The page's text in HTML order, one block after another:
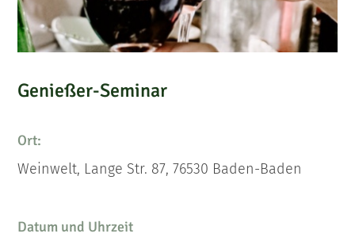
Genießer-Seminar
Ort:
Weinwelt, Lange Str. 87, 76530 Baden-Baden
Datum und Uhrzeit